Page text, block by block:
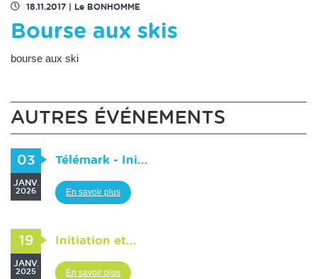
18.11.2017 Le BONHOMME
Bourse aux skis
bourse aux ski
AUTRES ÉVÉNEMENTS
03
JANV.
2026
Télémark - Ini...
En savoir plus
19
JANV.
2025
Initiation et...
En savoir plus